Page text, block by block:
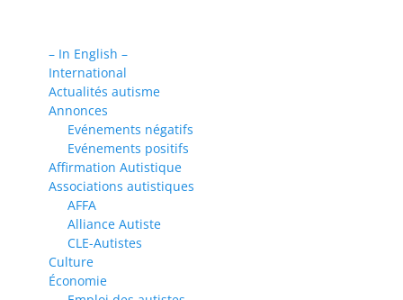
– In English –
International
Actualités autisme
Annonces
Evénements négatifs
Evénements positifs
Affirmation Autistique
Associations autistiques
AFFA
Alliance Autiste
CLE-Autistes
Culture
Économie